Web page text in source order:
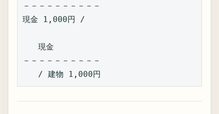
－－－－－－－－－－
現金 1,000円 /
現金
－－－－－－－－－－
/ 建物 1,000円